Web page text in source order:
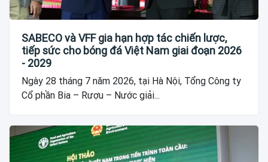
SABECO và VFF gia hạn hợp tác chiến lược,
tiếp sức cho bóng đá Việt Nam giai đoạn 2026
- 2029
Ngày 28 tháng 7 năm 2026, tại Hà Nội, Tổng Công ty
Cổ phần Bia – Rượu – Nước giải...